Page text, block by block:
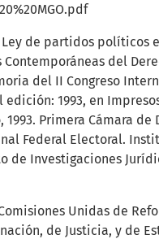
de partidos políticos
Contemporáneas del
del II Congreso
1993, en
1993. Primera Cámara de
Federal Electoral.
de Investigaciones
Unidas de
de Justicia, y de